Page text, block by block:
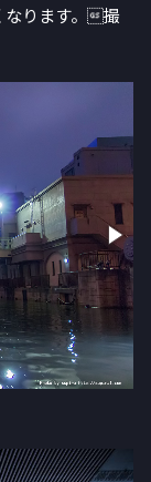
なります。撮